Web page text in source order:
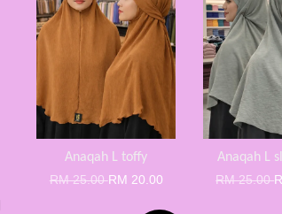
Anaqah L toffy
RM 25.00RM 20.00
Anaqah L
RM 25.00